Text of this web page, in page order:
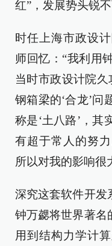
红”，发展势头锐不
时任上海市政设
师回忆：“我利用
当时市政设计院
钢箱梁的‘合龙’问
称是‘土八路’，其
有超于常人的努
所以对我的影响很
深究这套软件开发
钟万勰将世界著名
用到结构力学计